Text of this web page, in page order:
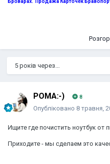
5 років через...
POMA:-) 8
Опубліковано 8 травня,
Ищите где почистить ноутбук от
Приходите - мы сделаем это